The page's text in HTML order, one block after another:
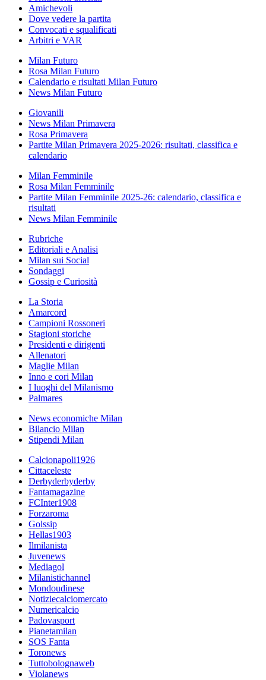
Amichevoli
Dove vedere la partita
Convocati e squalificati
Arbitri e VAR
Milan Futuro
Rosa Milan Futuro
Calendario e risultati Milan Futuro
News Milan Futuro
Giovanili
News Milan Primavera
Rosa Primavera
Partite Milan Primavera 2025-2026: risultati, classifica e
calendario
Milan Femminile
Rosa Milan Femminile
Partite Milan Femminile 2025-26: calendario, classifica e
risultati
News Milan Femminile
Rubriche
Editoriali e Analisi
Milan sui Social
Sondaggi
Gossip e Curiosità
La Storia
Amarcord
Campioni Rossoneri
Stagioni storiche
Presidenti e dirigenti
Allenatori
Maglie Milan
Inno e cori Milan
I luoghi del Milanismo
Palmares
News economiche Milan
Bilancio Milan
Stipendi Milan
Calcionapoli1926
Cittaceleste
Derbyderbyderby
Fantamagazine
FCInter1908
Forzaroma
Golssip
Hellas1903
Ilmilanista
Juvenews
Mediagol
Milanistichannel
Mondoudinese
Notiziecalciomercato
Numericalcio
Padovasport
Pianetamilan
SOS Fanta
Toronews
Tuttobolognaweb
Violanews